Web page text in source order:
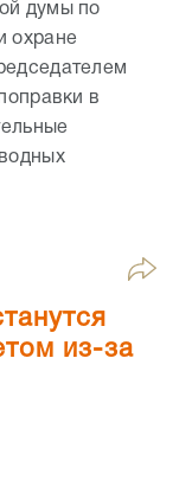
думы по
охране
в
из-за